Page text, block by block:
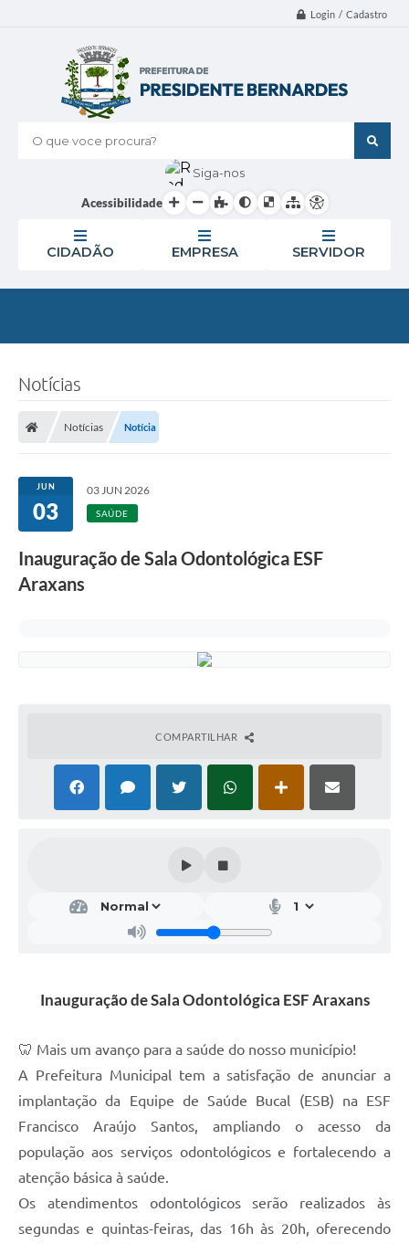
Login / Cadastro
O que voce procura?
Siga-nos
Acessibilidade
CIDADÃO EMPRESA SERVIDOR
Notícias
Notícias Notícia
JUN
03
03 JUN 2026
SAÚDE
Inauguração de Sala Odontológica ESF
Araxans
COMPARTILHAR
Inauguração de Sala Odontológica ESF Araxans
🦷 Mais um avanço para a saúde do nosso município!
A Prefeitura Municipal tem a satisfação de anunciar a
implantação da Equipe de Saúde Bucal (ESB) na ESF
Francisco Araújo Santos, ampliando o acesso da
população aos serviços odontológicos e fortalecendo a
atenção básica à saúde.
Os atendimentos odontológicos serão realizados às
segundas e quintas-feiras, das 16h às 20h, oferecendo